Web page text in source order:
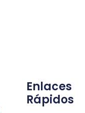
Enlaces
Rápidos